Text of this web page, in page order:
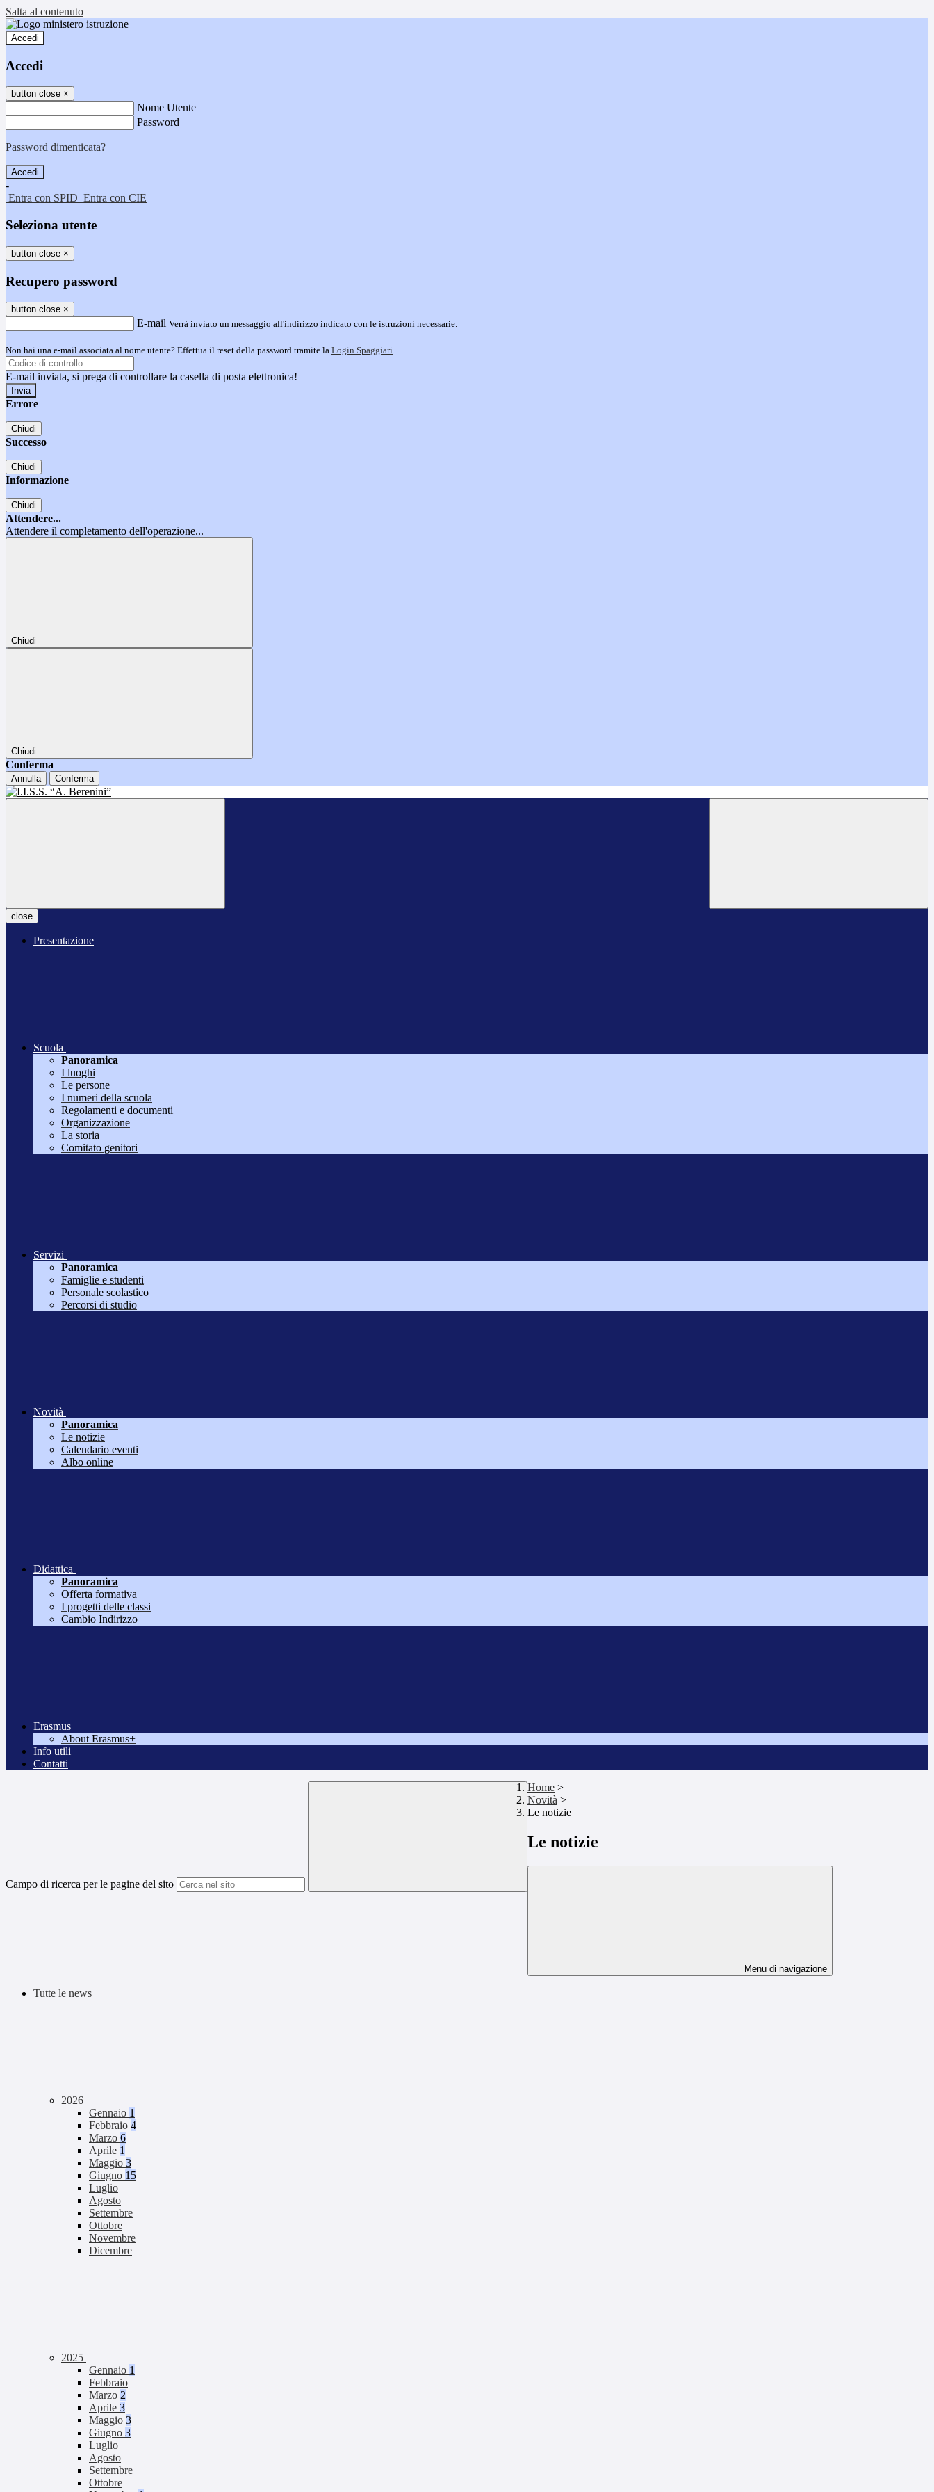
Salta al contenuto
Accedi
Accedi
button close ×
Nome Utente
Password
Password dimenticata?
-
Entra con SPID Entra con CIE
Seleziona utente
button close ×
Recupero password
button close ×
E-mail Verrà inviato un messaggio all'indirizzo indicato con le istruzioni necessarie.
Non hai una e-mail associata al nome utente? Effettua il reset della password tramite la Login Spaggiari
E-mail inviata, si prega di controllare la casella di posta elettronica!
Errore
Chiudi
Successo
Chiudi
Informazione
Chiudi
Attendere...
Attendere il completamento dell'operazione...
Chiudi
Chiudi
Conferma
Annulla Conferma
close
Presentazione
Scuola
Panoramica
I luoghi
Le persone
I numeri della scuola
Regolamenti e documenti
Organizzazione
La storia
Comitato genitori
Servizi
Panoramica
Famiglie e studenti
Personale scolastico
Percorsi di studio
Novità
Panoramica
Le notizie
Calendario eventi
Albo online
Didattica
Panoramica
Offerta formativa
I progetti delle classi
Cambio Indirizzo
Erasmus+
About Erasmus+
Info utili
Contatti
Campo di ricerca per le pagine del sito
Home >
Novità >
Le notizie
Le notizie
Menu di navigazione
Tutte le news
2026
Gennaio 1
Febbraio 4
Marzo 6
Aprile 1
Maggio 3
Giugno 15
Luglio
Agosto
Settembre
Ottobre
Novembre
Dicembre
2025
Gennaio 1
Febbraio
Marzo 2
Aprile 3
Maggio 3
Giugno 3
Luglio
Agosto
Settembre
Ottobre